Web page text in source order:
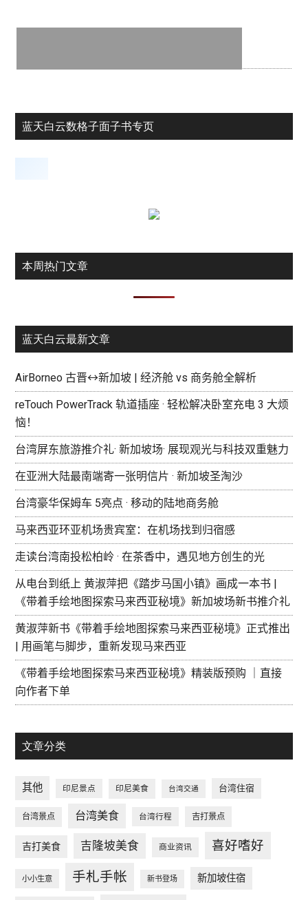
蓝天白云数格子面子书专页
本周热门文章
蓝天白云最新文章
AirBorneo 古晋↔新加坡 | 经济舱 vs 商务舱全解析
reTouch PowerTrack 轨道插座 · 轻松解决卧室充电 3 大烦
恼！
台湾屏东旅游推介礼· 新加坡场· 展现观光与科技双重魅力
在亚洲大陆最南端寄一张明信片 · 新加坡圣淘沙
台湾豪华保姆车 5亮点 · 移动的陆地商务舱
马来西亚环亚机场贵宾室：在机场找到归宿感
走读台湾南投松柏岭 · 在茶香中，遇见地方创生的光
从电台到纸上 黄淑萍把《踏步马国小镇》画成一本书 |
《带着手绘地图探索马来西亚秘境》新加坡场新书推介礼
黄淑萍新书《带着手绘地图探索马来西亚秘境》正式推出
| 用画笔与脚步，重新发现马来西亚
《带着手绘地图探索马来西亚秘境》精装版预购 ｜直接
向作者下单
文章分类
其他 印尼景点 印尼美食 台湾交通 台湾住宿
台湾景点 台湾美食 台湾行程 吉打景点
吉打美食 吉隆坡美食 商业资讯 喜好嗜好
小小生意 手札手帐 新书登场 新加坡住宿